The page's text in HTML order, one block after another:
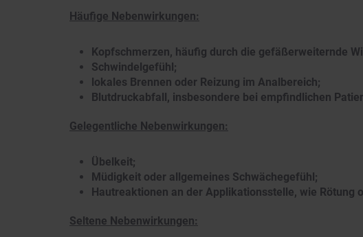
Häufige Nebenwirkungen:
Kopfschmerzen, häufig durch die gefäßerweiternde
Schwindelgefühl;
lokales Brennen oder Reizung im Analbereich;
Blutdruckabfall, insbesondere bei empfindlichen
Gelegentliche Nebenwirkungen:
Übelkeit;
Müdigkeit oder allgemeines Schwächegefühl;
Hautreaktionen an der Applikationsstelle, wie Rötung
Seltene Nebenwirkungen: